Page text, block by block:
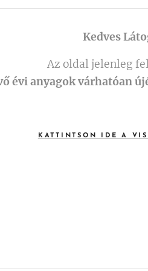
Kedves
Az oldal jelenleg
évi anyagok várhatóan
KATTINTSON IDE A